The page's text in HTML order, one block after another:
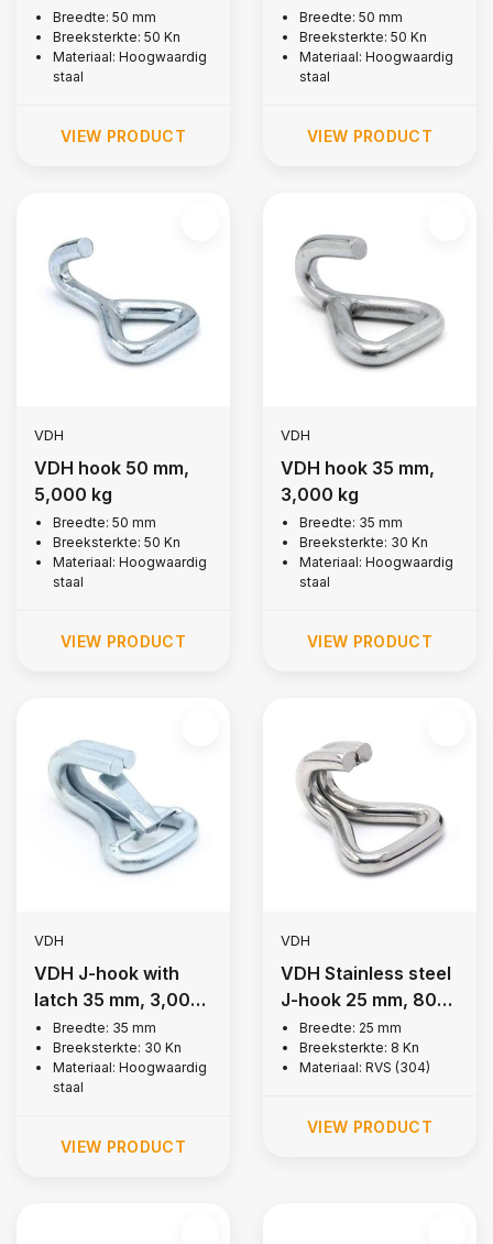
5,000 kg
Breedte: 50 mm
Breeksterkte: 50 Kn
Materiaal: Hoogwaardig
staal
VIEW PRODUCT
kgBreedte: 50 mm
Breeksterkte: 50 Kn
Materiaal: Hoogwaardig
staal
VIEW PRODUCT
VDH
VDH hook 50 mm,
5,000 kg
Breedte: 50 mm
Breeksterkte: 50 Kn
Materiaal: Hoogwaardig
staal
VIEW PRODUCT
VDH
VDH hook 35 mm,
3,000 kg
Breedte: 35 mm
Breeksterkte: 30 Kn
Materiaal: Hoogwaardig
staal
VIEW PRODUCT
VDH
VDH J-hook with
latch 35 mm, 3,000
kgBreedte: 35 mm
Breeksterkte: 30 Kn
Materiaal: Hoogwaardig
staal
VIEW PRODUCT
VDH
VDH Stainless steel
J-hook 25 mm, 800
kgBreedte: 25 mm
Breeksterkte: 8 Kn
Materiaal: RVS (304)
VIEW PRODUCT